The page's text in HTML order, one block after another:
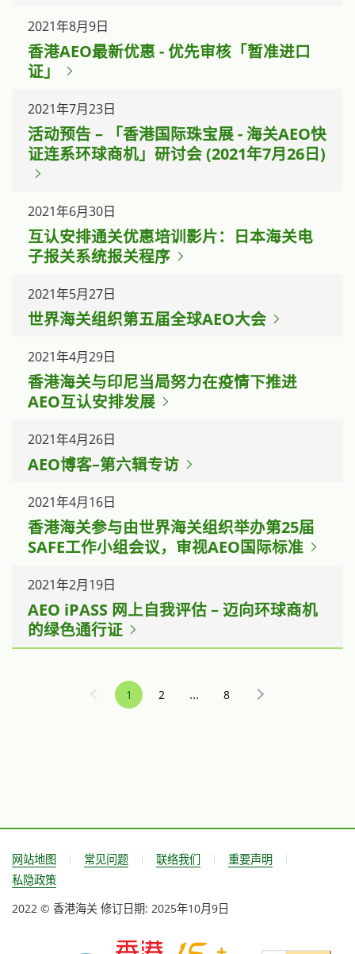
2021年8月9日
香港AEO最新优惠 - 优先审核「暂准进口
证」
2021年7月23日
活动预告 – 「香港国际珠宝展 - 海关AEO快
证连系环球商机」研讨会 (2021年7月26日)
2021年6月30日
互认安排通关优惠培训影片：日本海关电
子报关系统报关程序
2021年5月27日
世界海关组织第五届全球AEO大会
2021年4月29日
香港海关与印尼当局努力在疫情下推进
AEO互认安排发展
2021年4月26日
AEO博客–第六辑专访
2021年4月16日
香港海关参与由世界海关组织举办第25届
SAFE工作小组会议，审视AEO国际标准
2021年2月19日
AEO iPASS 网上自我评估 – 迈向环球商机
的绿色通行证
1 2 ... 8
网站地图 常见问题 联络我们
重要声明
私隐政策
2022 © 香港海关 修订日期: 2025年10月9日